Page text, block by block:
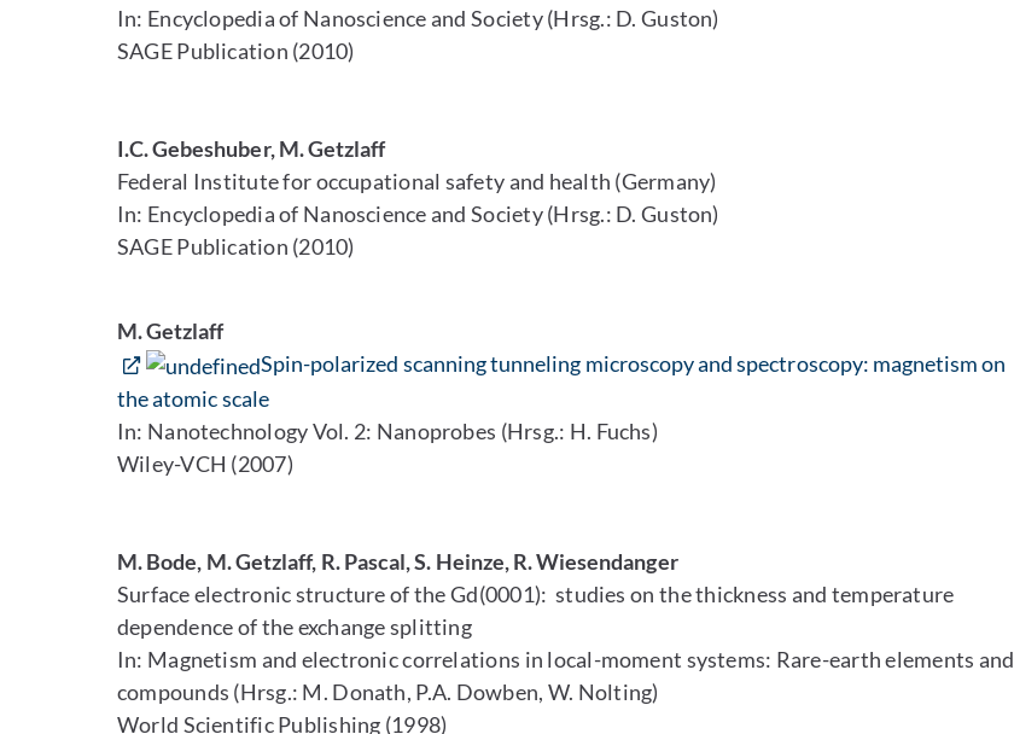
In: Encyclopedia of Nanoscience and Society (Hrsg.: D. Guston)
SAGE Publication (2010)
I.C. Gebeshuber, M. Getzlaff
Federal Institute for occupational safety and health (Germany)
In: Encyclopedia of Nanoscience and Society (Hrsg.: D. Guston)
SAGE Publication (2010)
M. Getzlaff
Spin-polarized scanning tunneling microscopy and spectroscopy: magnetism on
the atomic scale
In: Nanotechnology Vol. 2: Nanoprobes (Hrsg.: H. Fuchs)
Wiley-VCH (2007)
M. Bode, M. Getzlaff, R. Pascal, S. Heinze, R. Wiesendanger
Surface electronic structure of the Gd(0001): studies on the thickness and temperature
dependence of the exchange splitting
In: Magnetism and electronic correlations in local-moment systems: Rare-earth elements and
compounds (Hrsg.: M. Donath, P.A. Dowben, W. Nolting)
World Scientific Publishing (1998)